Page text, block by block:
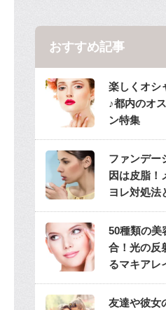
おすすめ記事
楽しくオシ
♪都内のオ
ン特集
ファンデー
因は皮脂！
ヨレ対処法
ンデ
50種類の美
合！光の反
るマキアレ
ドファンデ
友達や彼女